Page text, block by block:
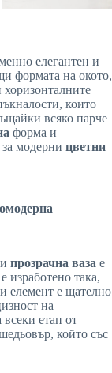
елегантен и
формата на окото,
които
всяко парче
форма и
за модерни цветни
модерна
прозрачна ваза е
изработено така,
елемент е щателно
на
етап от
който със